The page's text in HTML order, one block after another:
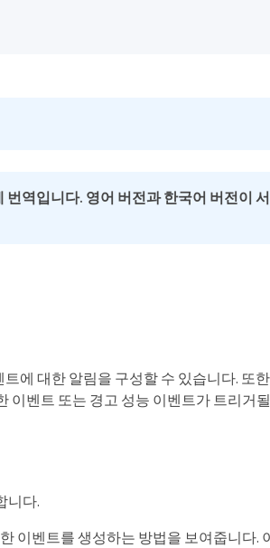
역입니다. 영어 버전과 한국어 버전이
에 대한 알림을 구성할 수 있습니다. 또
벤트 또는 경고 성능 이벤트가 트리거
니다.
이벤트를 생성하는 방법을 보여줍니다.